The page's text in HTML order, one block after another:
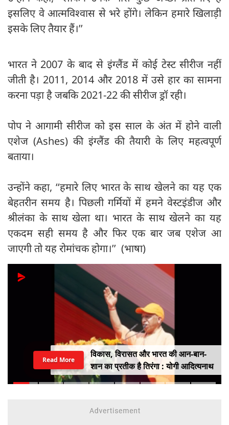
इसलिए वे आत्मविश्वास से भरे होंगे। लेकिन हमारे खिलाड़ी
इसके लिए तैयार हैं।’’
भारत ने 2007 के बाद से इंग्लैंड में कोई टेस्ट सीरीज नहीं
जीती है। 2011, 2014 और 2018 में उसे हार का सामना
करना पड़ा है जबकि 2021-22 की सीरीज ड्रॉ रही।
पोप ने आगामी सीरीज को इस साल के अंत में होने वाली
एशेज (Ashes) की इंग्लैंड की तैयारी के लिए महत्वपूर्ण
बताया।
उन्होंने कहा, ‘‘हमारे लिए भारत के साथ खेलने का यह एक
बेहतरीन समय है। पिछली गर्मियों में हमने वेस्टइंडीज और
श्रीलंका के साथ खेला था। भारत के साथ खेलने का यह
एकदम सही समय है और फिर एक बार जब एशेज आ
जाएगी तो यह रोमांचक होगा।’’ (भाषा)
विकास, विरासत और भारत की आन-बान-
शान का प्रतीक है तिरंगा : योगी आदित्यनाथ
Read More